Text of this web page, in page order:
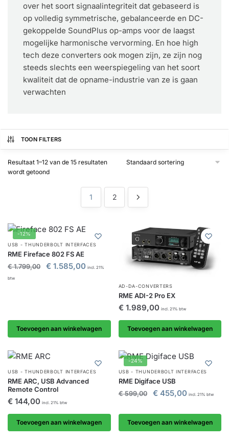
over het soort signaalintegriteit dat gebaseerd is
op volledig symmetrische, gebalanceerde en DC-
gekoppelde SoundPlus op-amps voor de laagst
mogelijke harmonische vervorming. En hoe high
tech deze converters ook mogen zijn, ze zijn nog
steeds slechts een weerspiegeling van het soort
kwaliteit dat de opname-industrie van ze is gaan
verwachten
TOON FILTERS
Resultaat 1–12 van de 15 resultaten
wordt getoond
1 2
-12%
USB - THUNDERBOLT INTERFACES
RME Fireface 802 FS AE
€1.799,00 € 1.585,00 incl. 21%
btw
Toevoegen aan winkelwagen
AD-DA-CONVERTERS
RME ADI-2 Pro EX
€ 1.989,00 incl. 21% btw
Toevoegen aan winkelwagen
USB - THUNDERBOLT INTERFACES
RME ARC, USB Advanced
Remote Control
€ 144,00 incl. 21% btw
Toevoegen aan winkelwagen
-24%
USB - THUNDERBOLT INTERFACES
RME Digiface USB
€599,00 € 455,00 incl. 21% btw
Toevoegen aan winkelwagen